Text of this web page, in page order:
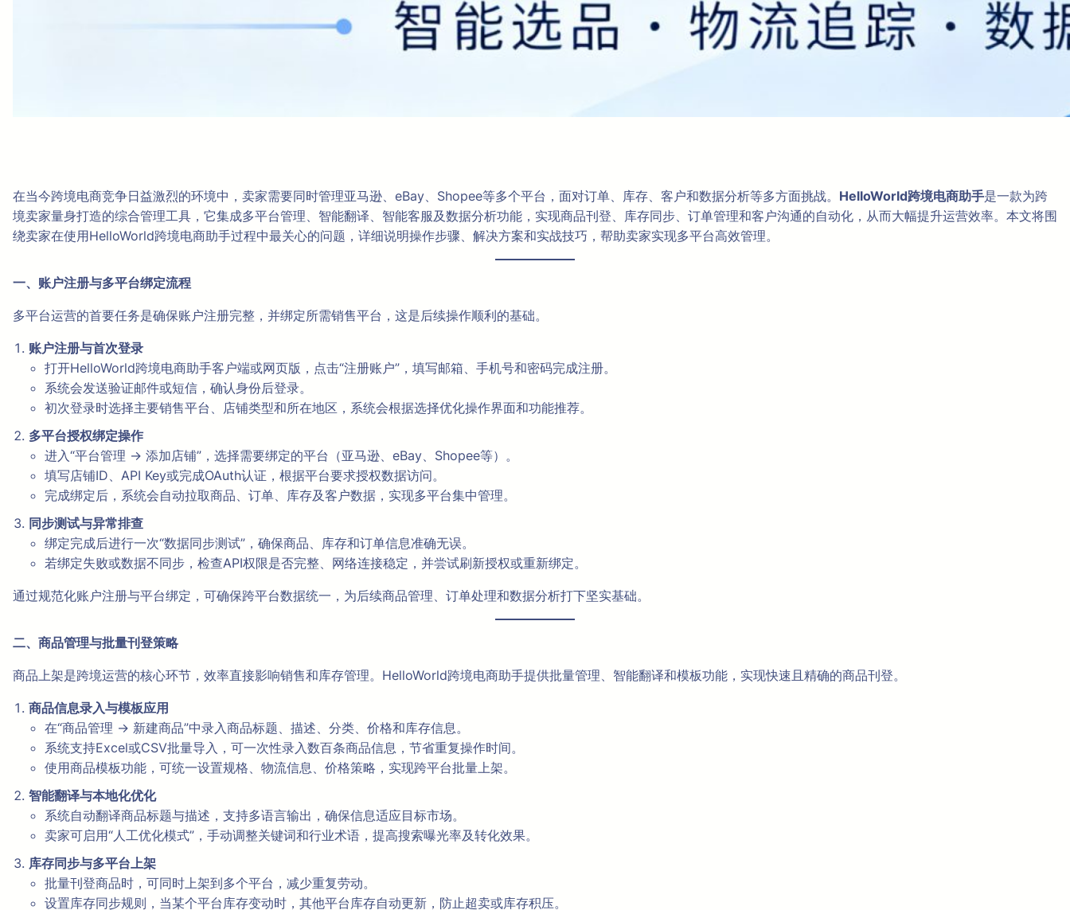
在当今跨境电商竞争日益激烈的环境中，卖家需要同时管理亚马逊、eBay、Shopee等多个平台，面对订单、库存、客户和数据分析等多方面挑战。 HelloWorld跨境电商助手是一款为跨
境卖家量身打造的综合管理工具，它集成多平台管理、智能翻译、智能客服及数据分析功能，实现商品刊登、库存同步、订单管理和客户沟通的自动化，从而大幅提升运营效率。本文将围
绕卖家在使用HelloWorld跨境电商助手过程中最关心的问题，详细说明操作步骤、解决方案和实战技巧，帮助卖家实现多平台高效管理。
一、账户注册与多平台绑定流程
多平台运营的首要任务是确保账户注册完整，并绑定所需销售平台，这是后续操作顺利的基础。
账户注册与首次登录
打开HelloWorld跨境电商助手客户端或网页版，点击“注册账户”，填写邮箱、手机号和密码完成注册。
系统会发送验证邮件或短信，确认身份后登录。
初次登录时选择主要销售平台、店铺类型和所在地区，系统会根据选择优化操作界面和功能推荐。
多平台授权绑定操作
进入“平台管理 → 添加店铺”，选择需要绑定的平台（亚马逊、eBay、Shopee等）。
填写店铺ID、API Key或完成OAuth认证，根据平台要求授权数据访问。
完成绑定后，系统会自动拉取商品、订单、库存及客户数据，实现多平台集中管理。
同步测试与异常排查
绑定完成后进行一次“数据同步测试”，确保商品、库存和订单信息准确无误。
若绑定失败或数据不同步，检查API权限是否完整、网络连接稳定，并尝试刷新授权或重新绑定。
通过规范化账户注册与平台绑定，可确保跨平台数据统一，为后续商品管理、订单处理和数据分析打下坚实基础。
二、商品管理与批量刊登策略
商品上架是跨境运营的核心环节，效率直接影响销售和库存管理。HelloWorld跨境电商助手提供批量管理、智能翻译和模板功能，实现快速且精确的商品刊登。
商品信息录入与模板应用
在“商品管理 → 新建商品”中录入商品标题、描述、分类、价格和库存信息。
系统支持Excel或CSV批量导入，可一次性录入数百条商品信息，节省重复操作时间。
使用商品模板功能，可统一设置规格、物流信息、价格策略，实现跨平台批量上架。
智能翻译与本地化优化
系统自动翻译商品标题与描述，支持多语言输出，确保信息适应目标市场。
卖家可启用“人工优化模式”，手动调整关键词和行业术语，提高搜索曝光率及转化效果。
库存同步与多平台上架
批量刊登商品时，可同时上架到多个平台，减少重复劳动。
设置库存同步规则，当某个平台库存变动时，其他平台库存自动更新，防止超卖或库存积压。